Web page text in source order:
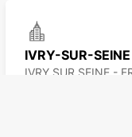
IVRY-SUR-SEINE
IVRY SUR SEINE -